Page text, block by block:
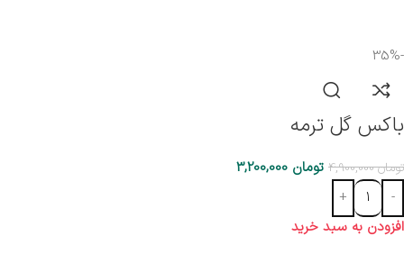
-35%
باکس گل ترمه
تومان4,900,000 تومان
افزودن به سبد خرید